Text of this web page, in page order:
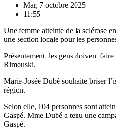
Mar, 7 octobre 2025
11:55
Une femme atteinte de la sclérose
une section locale pour les
Présentement, les gens doivent
Rimouski.
Marie-Josée Dubé souhaite briser
région.
Selon elle, 104 personnes sont
Gaspé. Mme Dubé a tenu une
Gaspé.